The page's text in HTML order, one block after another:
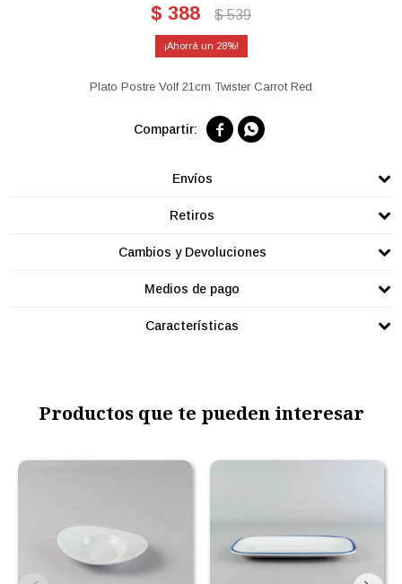
$ 388 $ 539
28
Plato Postre Volf 21cm Twister Carrot Red
 
Envíos
Retiros
Cambios y Devoluciones
Medios de pago
Características
Productos que te pueden interesar